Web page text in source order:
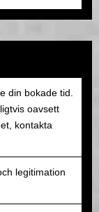
din bokade tid.
oavsett
kontakta
legitimation